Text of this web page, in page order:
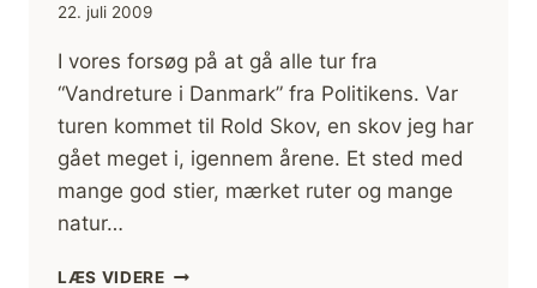
22. juli 2009
I vores forsøg på at gå alle tur fra
“Vandreture i Danmark” fra Politikens. Var
turen kommet til Rold Skov, en skov jeg har
gået meget i, igennem årene. Et sted med
mange god stier, mærket ruter og mange
natur…
LÆS VIDEREROLD